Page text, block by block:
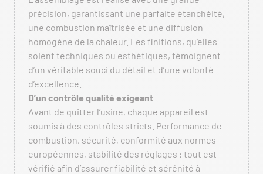
précision, garantissant une parfaite étanchéité,
une combustion maîtrisée et une diffusion
homogène de la chaleur. Les finitions, qu’elles
soient techniques ou esthétiques, témoignent
d’un véritable souci du détail et d’une volonté
d’excellence.
D’un contrôle qualité exigeant
Avant de quitter l’usine, chaque appareil est
soumis à des contrôles stricts. Performance de
combustion, sécurité, conformité aux normes
européennes, stabilité des réglages : tout est
vérifié afin d’assurer fiabilité et sérénité à